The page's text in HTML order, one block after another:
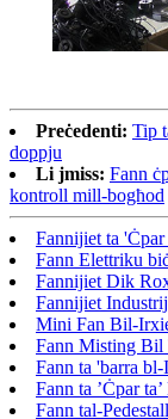
Preċedenti: Tip
doppju
Li jmiss: Fann
kontroll mill-bogħod
Fannijiet ta
Fann Elettriku
Fannijiet Dik
Fannijiet
Mini Fan Bil-
Fann Misting Bil
Fann ta 'barra
Fann ta ’Ċpar
Fann tal-